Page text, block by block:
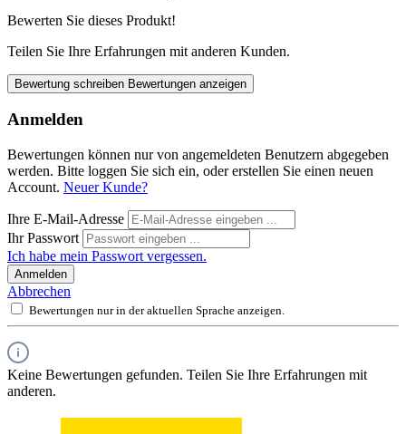
Bewerten Sie dieses Produkt!
Teilen Sie Ihre Erfahrungen mit anderen Kunden.
Bewertung schreiben Bewertungen anzeigen
Anmelden
Bewertungen können nur von angemeldeten Benutzern abgegeben
werden. Bitte loggen Sie sich ein, oder erstellen Sie einen neuen
Account. Neuer Kunde?
Ihre E-Mail-Adresse
Ihr Passwort
Ich habe mein Passwort vergessen.
Anmelden
Abbrechen
Bewertungen nur in der aktuellen Sprache anzeigen.
Keine Bewertungen gefunden. Teilen Sie Ihre Erfahrungen mit
anderen.